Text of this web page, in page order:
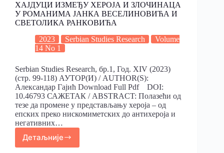
ХАЈДУЦИ ИЗМЕЂУ ХЕРОЈА И ЗЛОЧИНАЦА
У РОМАНИМА ЈАНКА ВЕСЕЛИНОВИЋА И
СВЕТОЛИКА РАНКОВИЋА
2023
Serbian Studies Research
Volume
14 No 1
Serbian Studies Research, бр.1, Год. XIV (2023)
(стр. 99-118) АУТОР(И) / AUTHOR(S):
Александар Гајић Download Full Pdf DOI:
10.46793 САЖЕТАК / ABSTRACT: Полазећи од
тезе да промене у представљању хероја – од
епских преко нискомиметских до антихероја и
негативних…
Детаљније